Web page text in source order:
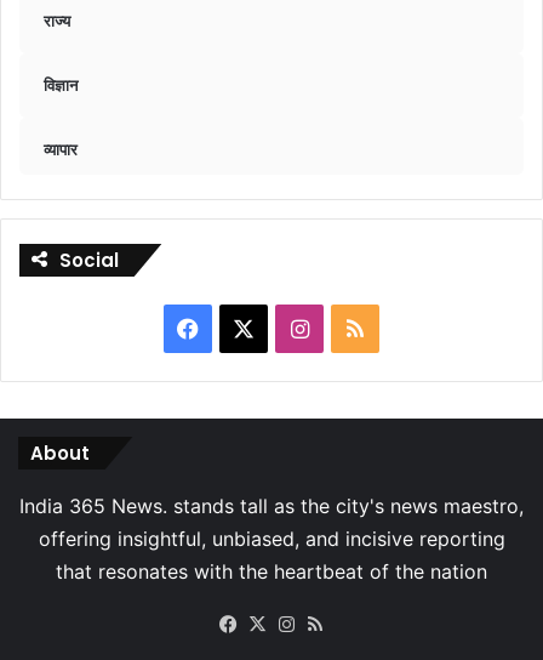
राज्य
विज्ञान
व्यापार
Social
Facebook Instagram
RSS
About
Facebook
X Instagram